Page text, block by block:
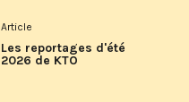
Article
Les reportages d'été
2026 de KTO